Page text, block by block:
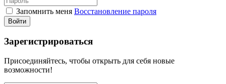
Запомнить меня Восстановление пароля
Войти
Зарегистрироваться
Присоединяйтесь, чтобы открыть для себя новые
возможности!